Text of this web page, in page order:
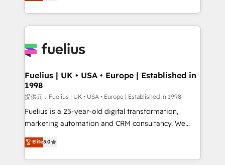
𝗯𝘂𝘀𝗶𝗻𝗲𝘀𝘀' button to get in touch (𝘸𝘦'𝘳𝘦 𝘴𝘶𝘱𝘦𝘳
𝘳𝘦𝘴𝘱𝘰𝘯𝘴𝘪𝘷𝘦)
environments, optimise what you've got and make
sure you can actually use it, build your website in
for you and execute it on HubSpot. We are on the
framework, meaning we've been accredited by
HubSpot and vetted by the CCS, which means we
can support public sector companies as well the
other ones listed in our profile. Our services: -
HubSpot implementation - HubSpot CMS website
is there for you to: - Grow revenue, and run your
business more efficiently - Build stronger
Fuelius | UK • USA • Europe | Established in
1998
提供元：Fuelius | UK • USA • Europe | Established in 1998
Fuelius is a 25-year-old digital transformation,
marketing automation and CRM consultancy. We
enable mid-market and enterprise clients to
maximise their return from digital and fuel their
growth. We modernise platforms, streamline
Elite5.0